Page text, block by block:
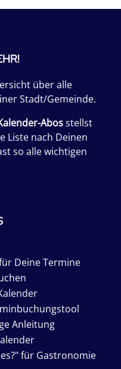
über alle
Stadt/Gemeinde.
Abosstellst
Liste nach Deinen
so alle wichtigen
Deine Termine
Anleitung
für Gastronomie